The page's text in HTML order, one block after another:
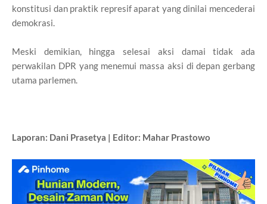
konstitusi dan praktik represif aparat yang dinilai mencederai
demokrasi.
Meski demikian, hingga selesai aksi damai tidak ada
perwakilan DPR yang menemui massa aksi di depan gerbang
utama parlemen.
Laporan: Dani Prasetya | Editor: Mahar Prastowo